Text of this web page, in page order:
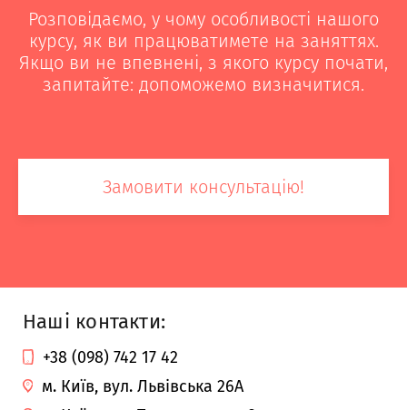
Розповідаємо, у чому особливості нашого
курсу, як ви працюватимете на заняттях.
Якщо ви не впевнені, з якого курсу почати,
запитайте: допоможемо визначитися.
Замовити консультацію!
Наші контакти:
+38 (098) 742 17 42
м. Київ, вул. Львівська 26А